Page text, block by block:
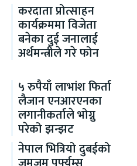
करदाता प्रोत्साहन
कार्यक्रममा विजेता
बनेका दुई जनालाई
अर्थमन्त्रीले गरे फोन
५ रुपैयाँ लाभांश फिर्ता
लैजान एनआरएनका
लगानीकर्ताले भोग्नु
परेको झन्झट
नेपाल भित्रियो दुबईको